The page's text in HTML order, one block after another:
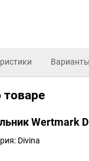
Wertmark
Divina